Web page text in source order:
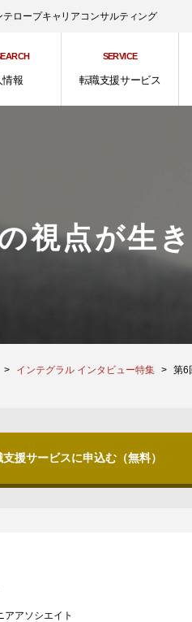
ロープキャリアコンサルティング
情報
SERVICE
転職支援サービス
視点が生
インテグラル インタビュー特集 第6
支援サービスに申込む（無料）
アソシエイト